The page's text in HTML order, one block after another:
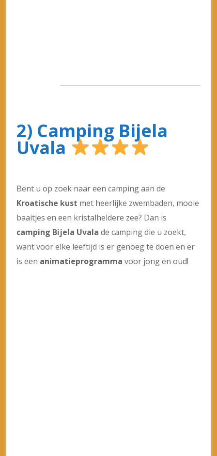
baaitjes en een kristalheldere zee? Dan is
camping Bijela Uvalade camping die u zoekt,
want voor elke leeftijd is er genoeg te doen en er